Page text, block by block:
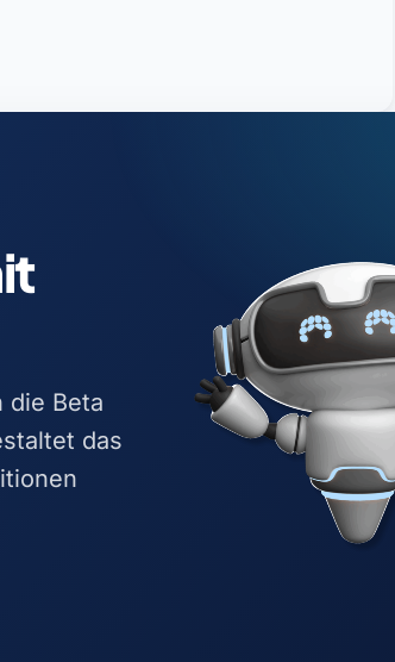
die Beta
das